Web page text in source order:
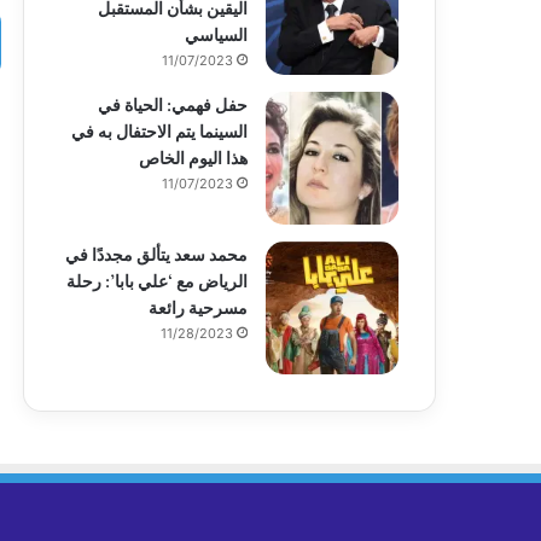
اليقين بشأن المستقبل
السياسي
11/07/2023
حفل فهمي: الحياة في
السينما يتم الاحتفال به في
هذا اليوم الخاص
11/07/2023
محمد سعد يتألق مجددًا في
الرياض مع ‘علي بابا’: رحلة
مسرحية رائعة
11/28/2023